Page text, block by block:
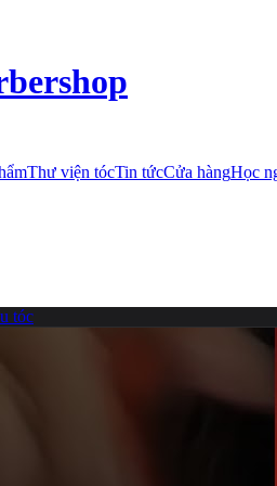
Thư viện tócTin tứcCửa hàngHọc
tóc